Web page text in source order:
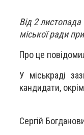
Від 2 листопада
міської ради
Про це
У міськраді
кандидати,
Сергій